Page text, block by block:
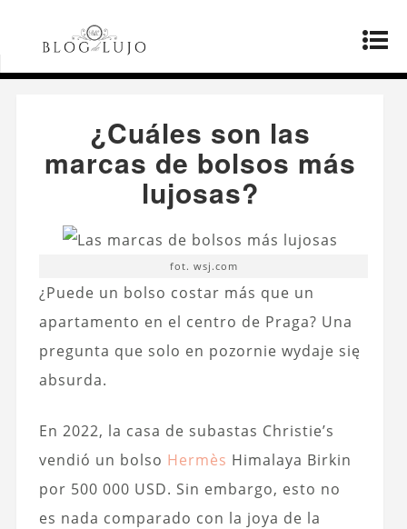
Página principal
¿Cuáles son las
marcas de bolsos más lujosas?
¿Cuáles son las
marcas de bolsos más
lujosas?
fot. wsj.com
¿Puede un bolso costar más que un
apartamento en el centro de Praga? Una
pregunta que solo en pozornie wydaje się
absurda.
En 2022, la casa de subastas Christie’s
vendió un bolso Hermès Himalaya Birkin
por 500 000 USD. Sin embargo, esto no
es nada comparado con la joya de la